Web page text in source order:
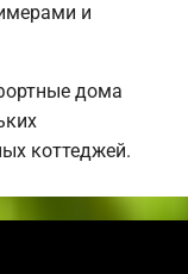
и
дома
коттеджей.